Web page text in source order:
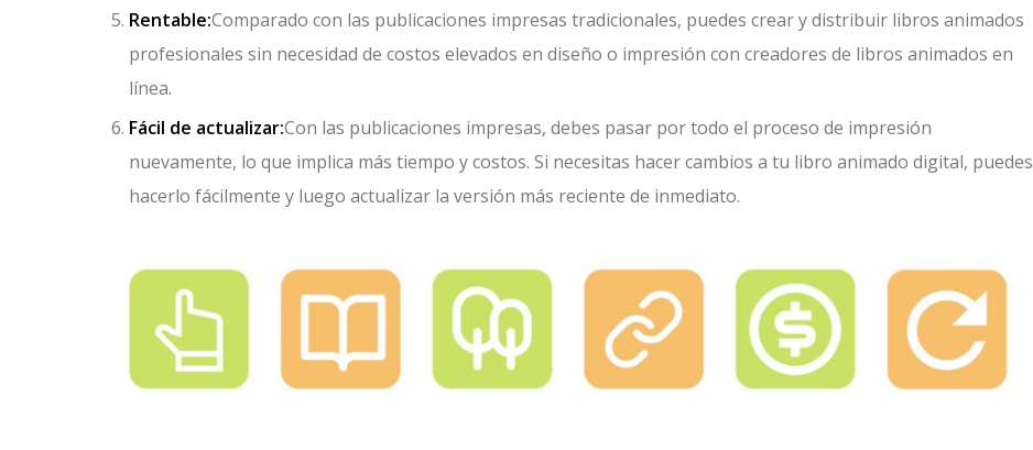
Rentable:Comparado con las publicaciones impresas tradicionales, puedes crear y distribuir libros animados
profesionales sin necesidad de costos elevados en diseño o impresión con creadores de libros animados en
línea.
Fácil de actualizar:Con las publicaciones impresas, debes pasar por todo el proceso de impresión
nuevamente, lo que implica más tiempo y costos. Si necesitas hacer cambios a tu libro animado digital, puedes
hacerlo fácilmente y luego actualizar la versión más reciente de inmediato.